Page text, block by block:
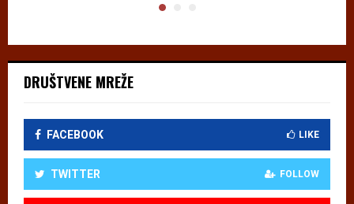
DRUŠTVENE MREŽE
FACEBOOK LIKE
TWITTER FOLLOW